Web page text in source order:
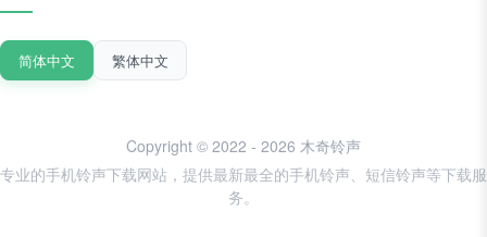
简体中文 繁体中文
Copyright © 2022 - 2026 木奇铃声
专业的手机铃声下载网站，提供最新最全的手机铃声、短信铃声等下载服
务。